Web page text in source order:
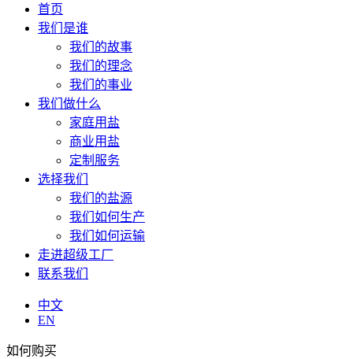
首页
我们是谁
我们的故事
我们的理念
我们的事业
我们做什么
家庭用盐
商业用盐
定制服务
选择我们
我们的盐源
我们如何生产
我们如何运输
走进超级工厂
联系我们
中文
EN
如何购买